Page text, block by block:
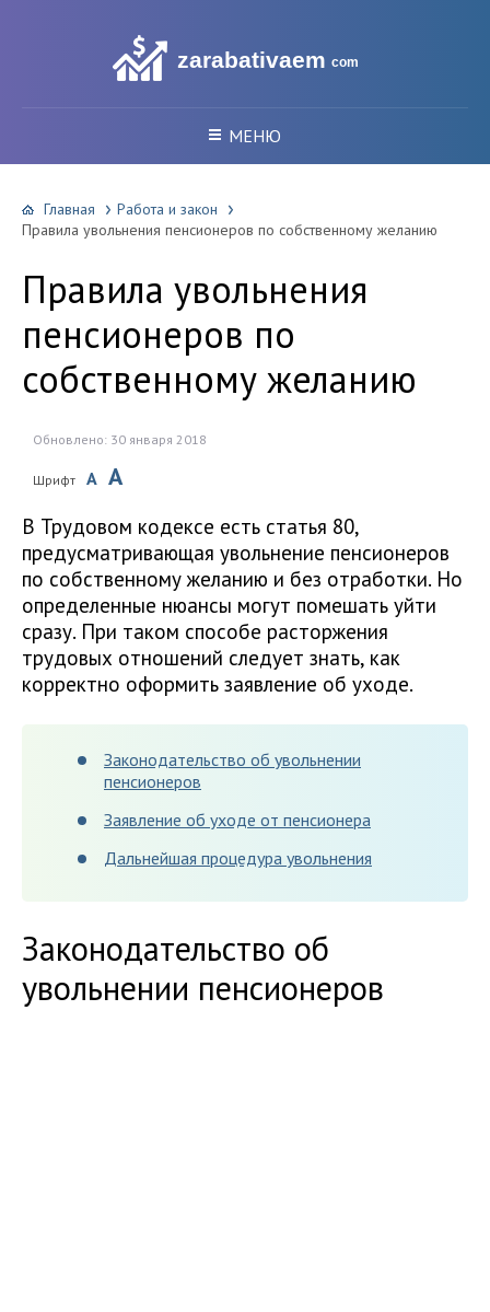
zarabativaem com
МЕНЮ
Главная
Работа и закон
Правила увольнения пенсионеров по собственному желанию
Правила увольнения
пенсионеров по
собственному желанию
Обновлено: 30 января 2018
Шрифт A A
В Трудовом кодексе есть статья 80,
предусматривающая увольнение пенсионеров
по собственному желанию и без отработки. Но
определенные нюансы могут помешать уйти
сразу. При таком способе расторжения
трудовых отношений следует знать, как
корректно оформить заявление об уходе.
Законодательство об увольнении
пенсионеров
Заявление об уходе от пенсионера
Дальнейшая процедура увольнения
Законодательство об
увольнении пенсионеров